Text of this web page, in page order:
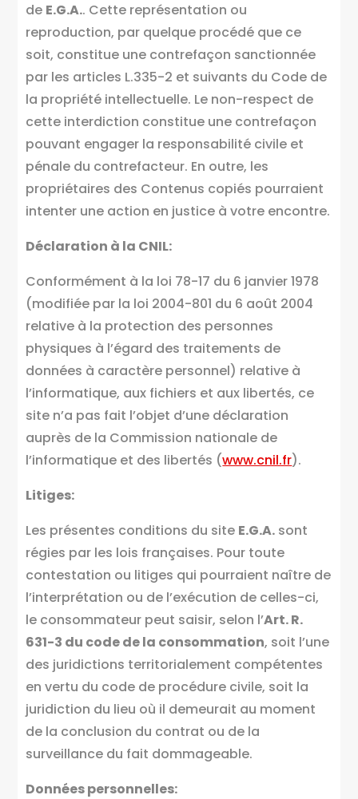
de E.G.A.. Cette représentation ou
reproduction, par quelque procédé que ce
soit, constitue une contrefaçon sanctionnée
par les articles L.335-2 et suivants du Code de
la propriété intellectuelle. Le non-respect de
cette interdiction constitue une contrefaçon
pouvant engager la responsabilité civile et
pénale du contrefacteur. En outre, les
propriétaires des Contenus copiés pourraient
intenter une action en justice à votre encontre.
Déclaration à la CNIL:
Conformément à la loi 78-17 du 6 janvier 1978
(modifiée par la loi 2004-801 du 6 août 2004
relative à la protection des personnes
physiques à l’égard des traitements de
données à caractère personnel) relative à
l’informatique, aux fichiers et aux libertés, ce
site n’a pas fait l’objet d’une déclaration
auprès de la Commission nationale de
l’informatique et des libertés (www.cnil.fr).
Litiges:
Les présentes conditions du site E.G.A. sont
régies par les lois françaises. Pour toute
contestation ou litiges qui pourraient naître de
l’interprétation ou de l’exécution de celles-ci,
le consommateur peut saisir, selon l’Art. R.
631-3 du code de la consommation, soit l’une
des juridictions territorialement compétentes
en vertu du code de procédure civile, soit la
juridiction du lieu où il demeurait au moment
de la conclusion du contrat ou de la
surveillance du fait dommageable.
Données personnelles: